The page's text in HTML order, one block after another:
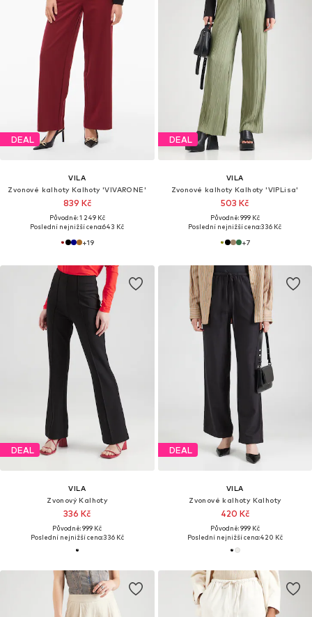
DEAL
VILA
Zvonové kalhoty Kalhoty 'VIVARONE'
839 Kč
Původně: 1 249 Kč
Poslední nejnižší cena:643 Kč
+19
DEAL
VILA
Zvonové kalhoty Kalhoty 'VIPLisa'
503 Kč
Původně: 999 Kč
Poslední nejnižší cena:336 Kč
+7
DEAL
VILA
Zvonový Kalhoty
336 Kč
Původně: 999 Kč
Poslední nejnižší cena:336 Kč
DEAL
VILA
Zvonové kalhoty Kalhoty
420 Kč
Původně: 999 Kč
Poslední nejnižší cena:420 Kč